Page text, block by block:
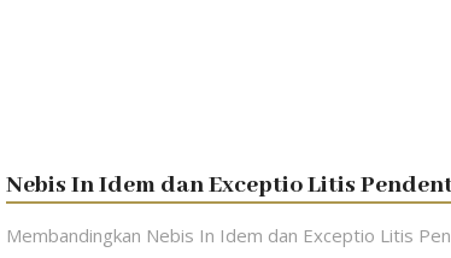
Nebis In Idem dan Exceptio Litis
Membandingkan Nebis In Idem dan Exceptio Litis